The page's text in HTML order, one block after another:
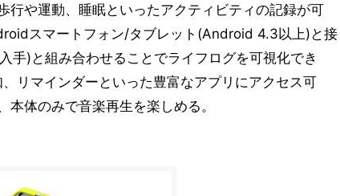
行や運動、睡眠といったアクティビティの記録が可
スマートフォン/タブレット(Android 4.3以上)と接
)と組み合わせることでライフログを可視化でき
リマインダーといった豊富なアプリにアクセス可
体のみで音楽再生を楽しめる。